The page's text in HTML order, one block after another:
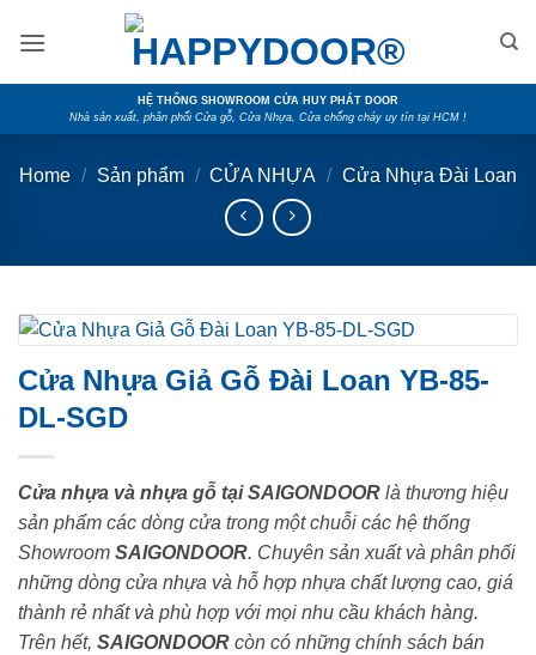
HỆ THỐNG SHOWROOM CỬA HUY PHÁT DOOR
Nhà sản xuất, phân phối Cửa gỗ, Cửa Nhựa, Cửa chống cháy uy tín tại HCM !
Home / Sản phẩm / CỬA NHỰA / Cửa Nhựa Đài Loan
Cửa Nhựa Giả Gỗ Đài Loan YB-85-
DL-SGD
Cửa nhựa và nhựa gỗ tại SAIGONDOOR là thương hiệu
sản phẩm các dòng cửa trong một chuỗi các hệ thống
Showroom SAIGONDOOR. Chuyên sản xuất và phân phối
những dòng cửa nhựa và hỗ hợp nhựa chất lượng cao, giá
thành rẻ nhất và phù hợp với mọi nhu cầu khách hàng.
Trên hết, SAIGONDOOR còn có những chính sách bán